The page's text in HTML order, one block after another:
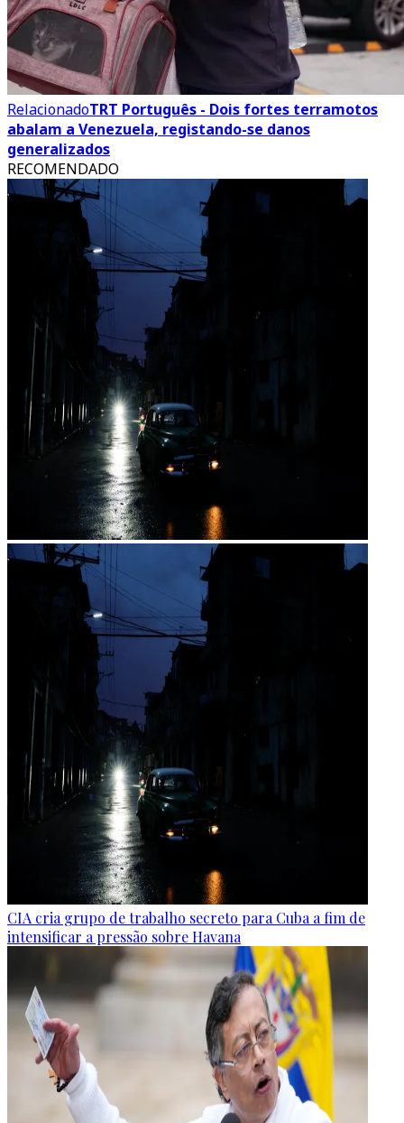
RelacionadoTRT Português - Dois fortes terramotos
abalam a Venezuela, registando-se danos
generalizados
RECOMENDADO
CIA cria grupo de trabalho secreto para Cuba a fim de
intensificar a pressão sobre Havana